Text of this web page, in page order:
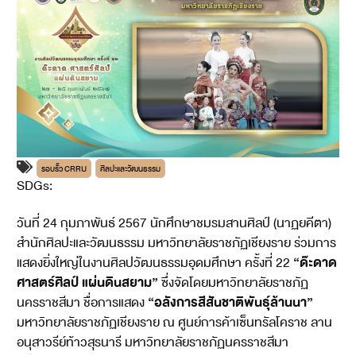
รอบรั้ว CRRU ศิลปะและวัฒนธรรม
SDGs:
วันที่ 24 กุมภาพันธ์ 2567 นักศึกษาชมรมสานศิลป์ (นาฏยคีตา)
สำนักศิลปะและวัฒนธรรม มหาวิทยาลัยราชภัฏเชียงราย ร่วมการ
แสดงยิ่งใหญ่ในงานศิลปวัฒนธรรมอุดมศึกษา ครั้งที่ 22 “ด๊ะดาด
ศาสตร์ศิลป์ แผ่นดินสยาม”ซึ่งจัดโดยมหาวิทยาลัยราชภัฏ
นครราชสีมา ชื่อการแสดง“อลังการสีสันชาติพันธุ์ล้านนา”
มหาวิทยาลัยราชภัฏเชียงราย ณ ศูนย์การค้าเซ็นทรัลโคราช ลาน
อนุสาวรีย์ท้าวสุรนารี มหาวิทยาลัยราชภัฏนครราชสีมา